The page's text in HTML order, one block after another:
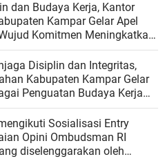
dan Budaya Kerja, Kantor
Kampar Gelar Apel
Komitmen Meningkatkan
Disiplin dan Integritas,
Kabupaten Kampar Gelar
Penguatan Budaya Kerja
Sosialisasi Entry
Opini Ombudsman RI
diselenggarakan oleh